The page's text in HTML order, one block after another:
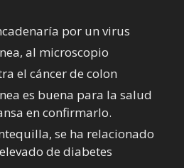
por un virus
al microscopio
el cáncer de colon
es buena para la salud
en confirmarlo.
se ha relacionado
de diabetes